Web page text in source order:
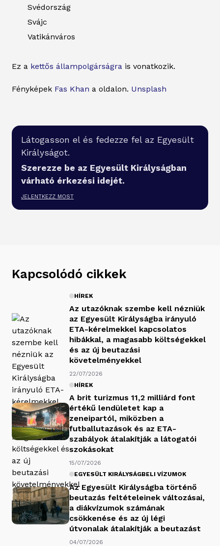
Svédország
Svájc
Vatikánváros
Ez a kettős állampolgárságra is vonatkozik.
Fényképek Fas Khan a oldalon. Unsplash
Látogasson el és fedezze fel az Egyesült
Királyságot.
Szerezze be az Egyesült Királyságban
várható érkezési idejét.
JELENTKEZZ MOST
Kapcsolódó cikkek
HÍREK
Az utazóknak szembe kell nézniük
az Egyesült Királyságba irányuló
ETA-kérelmekkel kapcsolatos
hibákkal, a magasabb költségekkel
és az új beutazási
követelményekkel
22/07/2026
HÍREK
A brit turizmus 11,2 milliárd font
értékű lendületet kap a
zeneipartól, miközben a
futballutazások és az ETA-
szabályok átalakítják a látogatói
szokásokat
15/07/2026
EGYESÜLT KIRÁLYSÁGBELI VÍZUMOK
Az Egyesült Királyságba történő
beutazás feltételeinek változásai,
a diákvízumok számának
csökkenése és az új légi
útvonalak átalakítják a beutazást
04/07/2026